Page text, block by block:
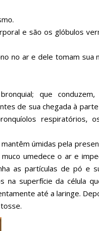
e são os glóbulos
no ar e dele tomam sua
que conduzem,
de sua chegada à parte
respiratórios,
úmidas pela
umedece o ar e
as partículas de pó e
na superfície da célula
até a laringe.